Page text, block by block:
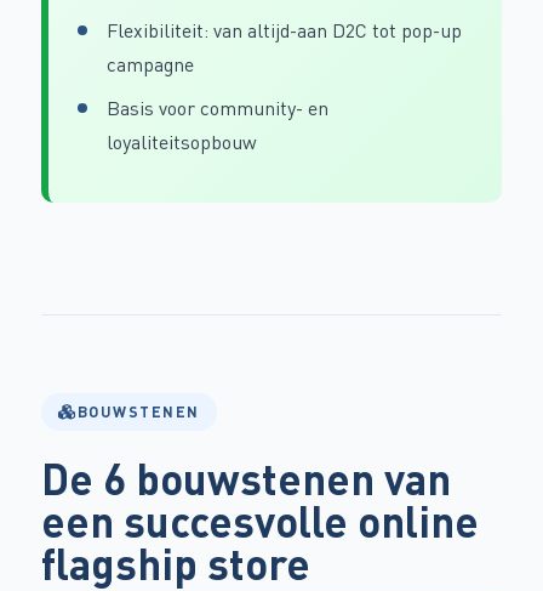
Flexibiliteit: van altijd-aan D2C tot pop-up
campagne
Basis voor community- en
loyaliteitsopbouw
BOUWSTENEN
De 6 bouwstenen van
een succesvolle online
flagship store